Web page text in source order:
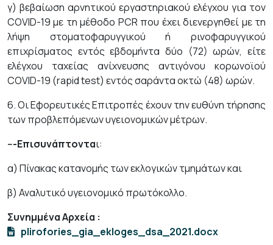
γ) βεβαίωση αρνητικού εργαστηριακού ελέγχου για τον
COVID-19 με τη μέθοδο PCR που έχει διενεργηθεί με τη
λήψη στοματοφαρυγγικού ή ρινοφαρυγγικού
επιχρίσματος εντός εβδομήντα δύο (72) ωρών, είτε
ελέγχου ταχείας ανίχνευσης αντιγόνου κορωνοϊού
COVID-19 (rapid test) εντός σαράντα οκτώ (48) ωρών.
6. Οι Εφορευτικές Επιτροπές έχουν την ευθύνη τήρησης
των προβλεπόμενων υγειονομικών μέτρων.
---Επισυνάπτονται:
α) Πίνακας κατανομής των εκλογικών τμημάτων και
β) Αναλυτικό υγειονομικό πρωτόκολλο.
Συνημμένα Αρχεία :
plirofories_gia_ekloges_dsa_2021.docx